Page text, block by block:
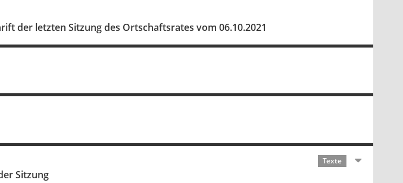
der letzten Sitzung des Ortschaftsrates vom 06.10.2021
Texte
Sitzung